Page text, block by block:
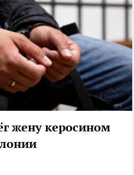
жену керосином